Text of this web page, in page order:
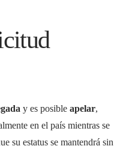
y es posible apelar,
en el país mientras se
su estatus se mantendrá sin